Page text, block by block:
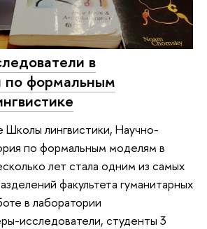
в
по формальным
Школы лингвистики, Научно-
по формальным моделям в
лет стала одним из самых
факультета гуманитарных
в лаборатории
исследователи, студенты 3